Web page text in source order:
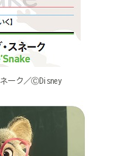
ーク／ⒸDisney